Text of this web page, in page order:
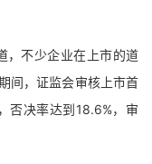
不少企业在上市的道
间，证监会审核上市首
否决率达到18.6%，审